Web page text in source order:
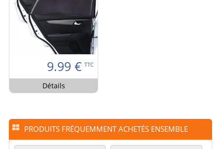
9.99 € TTC
Détails
PRODUITS FRÉQUEMMENT ACHETÉS ENSEMBLE